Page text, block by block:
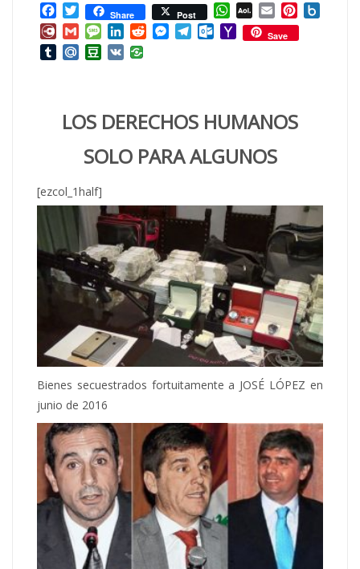
Facebook
TwitterShare Post WhatsApp
AOL
Mail
Email Pinterest
Diary.RuGmailMessage
LinkedInRedditMessenger
TelegramOutlook.com
YahooSave
TumblrMail.RuDouban
VK
LOS DERECHOS HUMANOS
SOLO PARA ALGUNOS
[ezcol_1half]
Bienes secuestrados fortuitamente a JOSÉ LÓPEZ en
junio de 2016